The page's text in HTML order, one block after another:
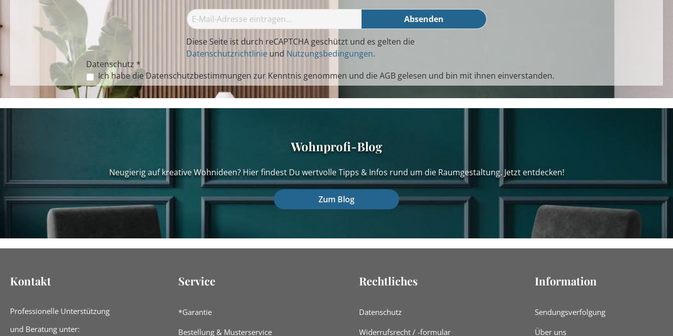
Absenden
Diese Seite ist durch reCAPTCHA geschützt und es gelten die
Datenschutzrichtlinie und Nutzungsbedingungen.
Datenschutz *
Ich habe dieDatenschutzbestimmungen zur Kenntnis genommen und die AGB gelesen und bin mit ihnen einverstanden.
Wohnprofi-Blog
Neugierig auf kreative Wohnideen? Hier findest Du wertvolle Tipps & Infos rund um die Raumgestaltung. Jetzt entdecken!
Zum Blog
Kontakt
Professionelle Unterstützung
und Beratung unter:
Service
*Garantie
Bestellung & Musterservice
Rechtliches
Datenschutz
Widerrufsrecht / -formular
Information
Sendungsverfolgung
Über uns